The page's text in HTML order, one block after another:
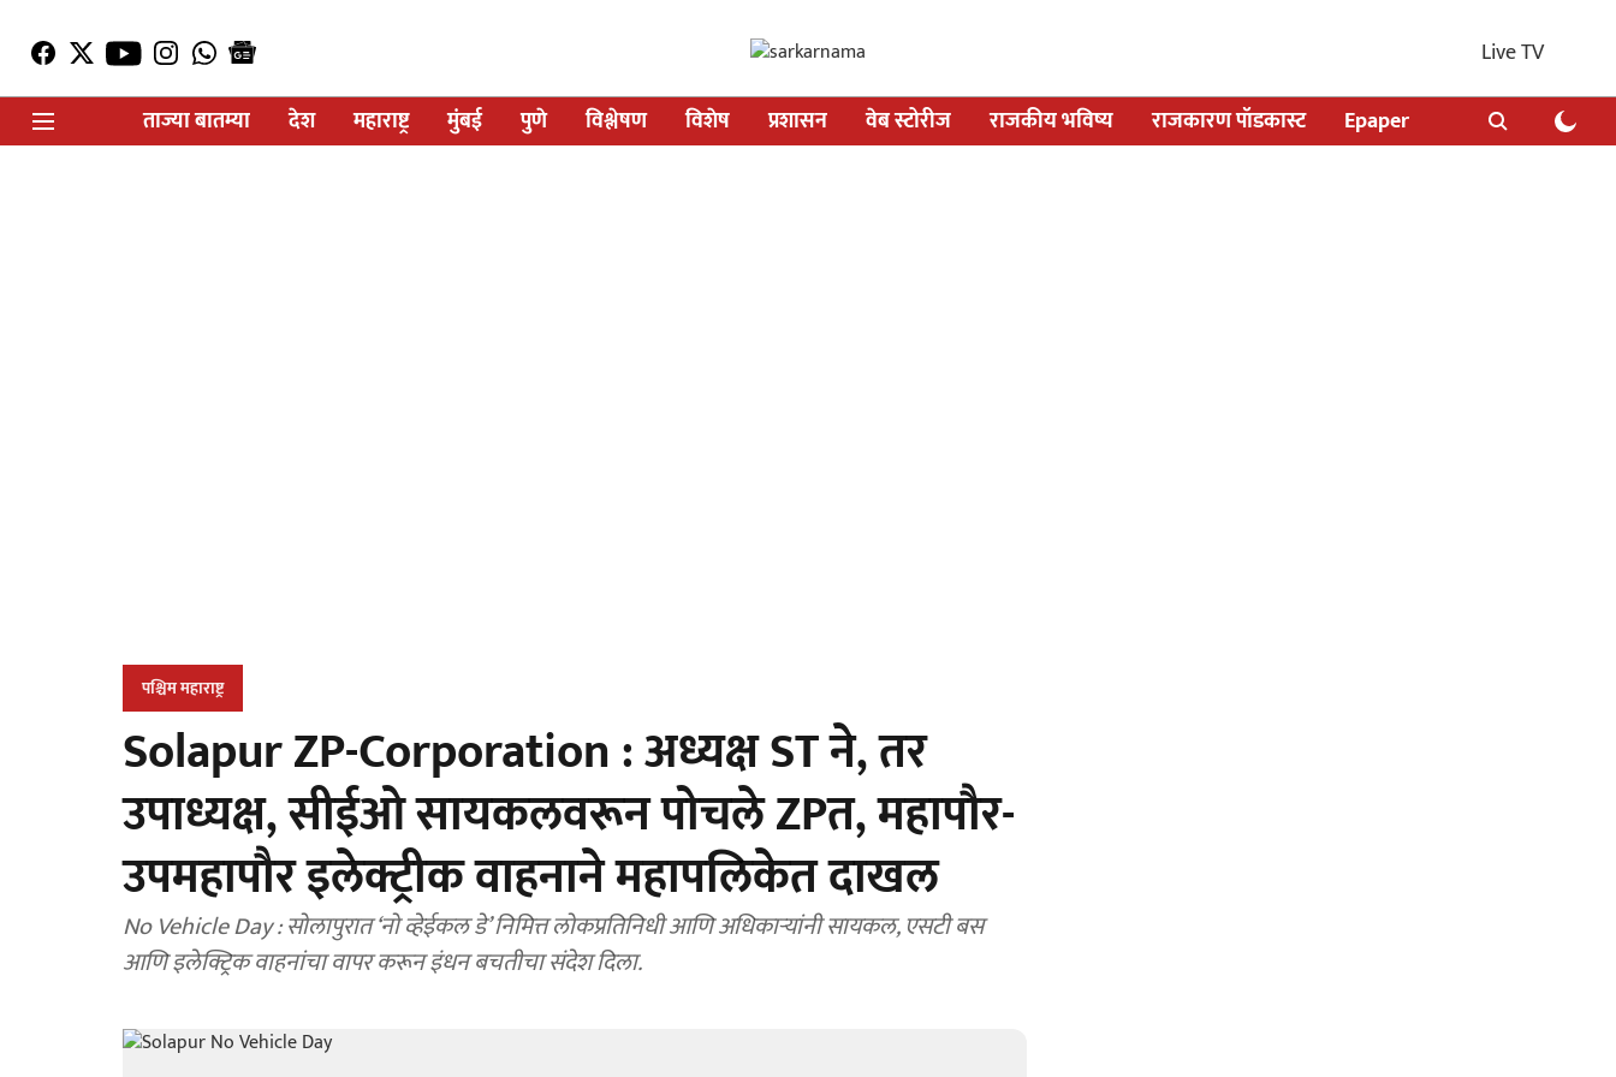
Live TV
ताज्या बातम्या
देश महाराष्ट्र मुंबई पुणे विश्लेषण विशेष प्रशासन वेब स्टोरीज राजकीय भविष्य राजकारण पॉडकास्ट Epaper
पश्चिम महाराष्ट्र
Solapur ZP-Corporation : अध्यक्ष ST ने, तर
उपाध्यक्ष, सीईओ सायकलवरून पोचले ZPत, महापौर-
उपमहापौर इलेक्ट्रीक वाहनाने महापलिकेत दाखल
No Vehicle Day : सोलापुरात ‘नो व्हेईकल डे’ निमित्त लोकप्रतिनिधी आणि अधिकाऱ्यांनी सायकल, एसटी बस
आणि इलेक्ट्रिक वाहनांचा वापर करून इंधन बचतीचा संदेश दिला.